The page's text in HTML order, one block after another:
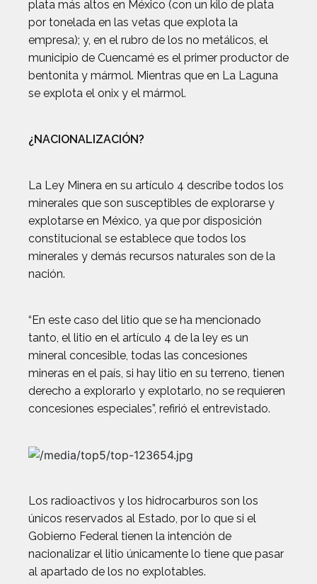
plata más altos en México (con un kilo de plata
por tonelada en las vetas que explota la
empresa); y, en el rubro de los no metálicos, el
municipio de Cuencamé es el primer productor de
bentonita y mármol. Mientras que en La Laguna
se explota el onix y el mármol.
¿NACIONALIZACIÓN?
La Ley Minera en su artículo 4 describe todos los
minerales que son susceptibles de explorarse y
explotarse en México, ya que por disposición
constitucional se establece que todos los
minerales y demás recursos naturales son de la
nación.
“En este caso del litio que se ha mencionado
tanto, el litio en el artículo 4 de la ley es un
mineral concesible, todas las concesiones
mineras en el país, si hay litio en su terreno, tienen
derecho a explorarlo y explotarlo, no se requieren
concesiones especiales”, refirió el entrevistado.
Los radioactivos y los hidrocarburos son los
únicos reservados al Estado, por lo que si el
Gobierno Federal tienen la intención de
nacionalizar el litio únicamente lo tiene que pasar
al apartado de los no explotables.